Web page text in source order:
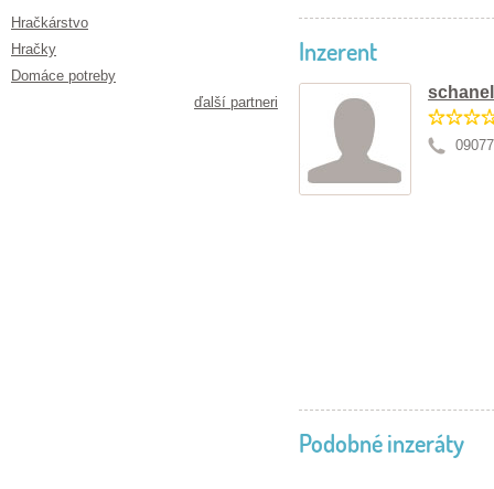
Hračkárstvo
Hračky
Domáce potreby
ďalší partneri
Inzerent
Podobné inzeráty